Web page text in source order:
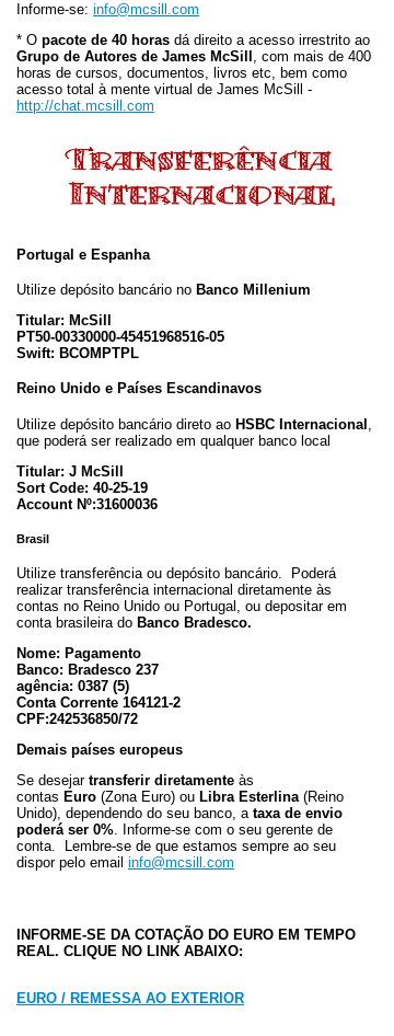
Informe-se: info@mcsill.com
* O pacote de 40 horas dá direito a acesso irrestrito ao
Grupo de Autores de James McSill , com mais de 400
horas de cursos, documentos, livros etc, bem como
acesso total à mente virtual de James McSill -
http://chat.mcsill.com
Portugal e Espanha
Utilize depósito bancário no Banco Millenium
Titular: McSill
PT50-00330000-45451968516-05
Swift: BCOMPTPL
Reino Unido e Países Escandinavos
Utilize depósito bancário direto ao HSBC Internacional
que poderá ser realizado em qualquer banco local
Titular: J McSill
Sort Code: 40-25-19
Account Nº:31600036
Brasil
Utilize transferência ou depósito bancário. Poderá
realizar transferência internacional diretamente às
contas no Reino Unido ou Portugal, ou depositar em
conta brasileira do Banco Bradesco.
Nome: Pagamento
Banco: Bradesco 237
agência: 0387 (5)
Conta Corrente 164121-2
CPF:242536850/72
Demais países europeus
Se desejartransferir diretamente às
contas Euro (Zona Euro) ou Libra Esterlina (Reino
Unido), dependendo do seu banco, a taxa de envio
poderá ser 0% . Informe-se com o seu gerente de
conta. Lembre-se de que estamos sempre ao seu
dispor pelo email info@mcsill.com
INFORME-SE DA COTAÇÃO DO EURO EM TEMPO
REAL. CLIQUE NO LINK ABAIXO:
EURO / REMESSA AO EXTERIOR